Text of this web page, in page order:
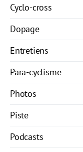
Cyclo-cross
Dopage
Entretiens
Para-cyclisme
Photos
Piste
Podcasts